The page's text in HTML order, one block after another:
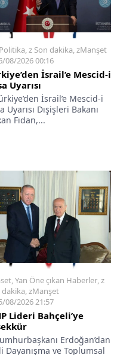
,z Son dakika,zManşet
08/2026 00:16
İsrail’e Mescid-i
Uyarısı
İsrail’e Mescid-i
Uyarısı Dışişleri Bakanı
Fidan,...
Yan Öne çıkan Haberler z
dakika zManşet
08/2026 21:57
Lideri Bahçeli’ye
Erdoğan’dan
Dayanışma ve Toplumsal